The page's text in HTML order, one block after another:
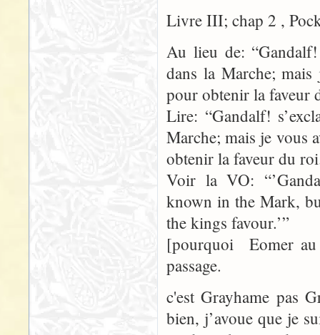
Livre III; chap 2 ,
Au lieu de:
dans la Marche; mais
pour obtenir la faveur
Lire: “Gandalf!
Marche; mais je vous
obtenir la faveur du
Voir la VO:
known in the Mark,
the kings favour.’”
[pourquoi Eomer
passage.
c'est Grayhame pas
bien, j’avoue que je